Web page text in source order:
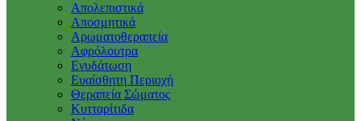
Απολεπιστικά
Αποσμητικά
Αρωματοθεραπεία
Αφρόλουτρα
Ενυδάτωση
Ευαίσθητη Περιοχή
Θεραπεία Σώματος
Κυτταρίτιδα